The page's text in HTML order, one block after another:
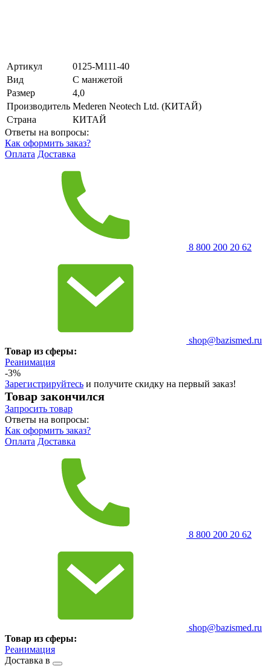
Артикул
0125-M111-40
Вид
С манжетой
Размер
4,0
Производитель Mederen Neotech Ltd. (КИТАЙ)
Страна
КИТАЙ
Ответы на вопросы:
Как оформить заказ?
Оплата Доставка
8 800 200 20 62
shop@bazismed.ru
Товар из сферы:
Реанимация
-3%
Зарегистрируйтесь и получите скидку на первый заказ!
Товар закончился
Запросить товар
Ответы на вопросы:
Как оформить заказ?
Оплата Доставка
8 800 200 20 62
shop@bazismed.ru
Товар из сферы:
Реанимация
Доставка в